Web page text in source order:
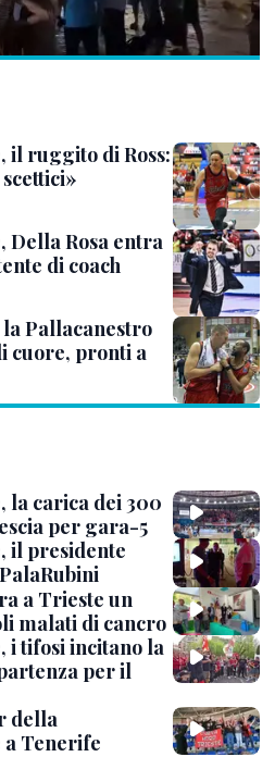
il ruggito di Ross:
Della Rosa entra
di coach
Pallacanestro
cuore, pronti a
la carica dei 300
per gara-5
il presidente
a Trieste un
malati di cancro
i tifosi incitano la
per il
della
Tenerife